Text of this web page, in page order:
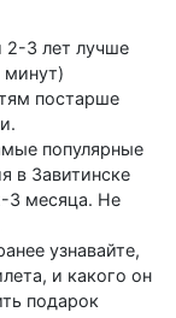
2-3 лет лучше
минут)
постарше
популярные
в Завитинске
3 месяца. Не
узнавайте,
и какого он
подарок